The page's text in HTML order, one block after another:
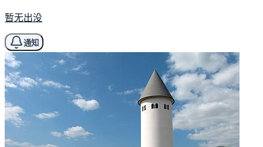
暂无出没
通知